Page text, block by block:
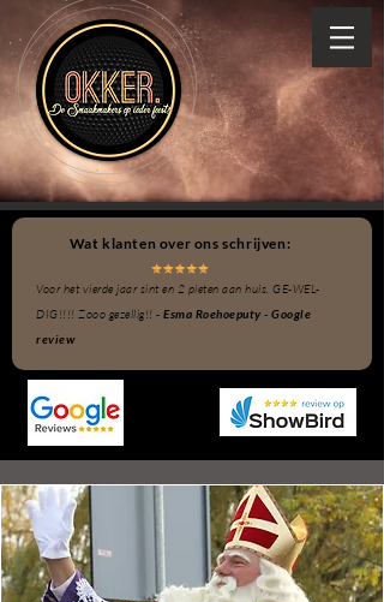
Wat klanten over ons schrijven:
Voor het vierde jaar sint en 2 pieten aan huis. GE-WEL-
DIG!!!! Zooo gezellig!! - Esma Roehoeputy - Google
review